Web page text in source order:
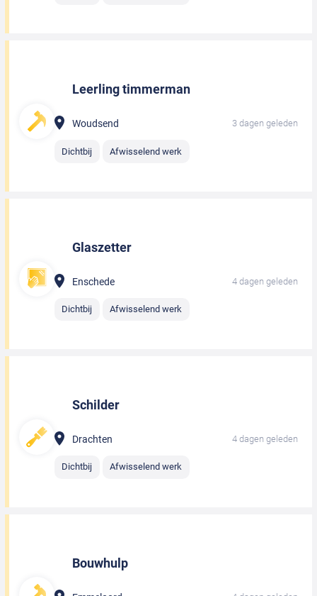
Leerling timmerman
Woudsend 3 dagen geleden
Dichtbij Afwisselend werk
Glaszetter
Enschede 4 dagen geleden
Dichtbij Afwisselend werk
Schilder
Drachten 4 dagen geleden
Dichtbij Afwisselend werk
Bouwhulp